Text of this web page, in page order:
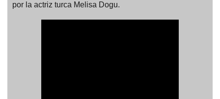
por la actriz turca Melisa Dogu.